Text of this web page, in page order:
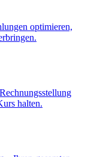
optimieren,
halten.